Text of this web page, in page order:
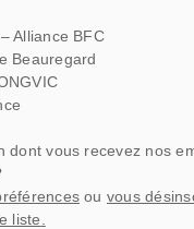
Alliance BFC
Beauregard
dont vous recevez nos
ou vous
liste